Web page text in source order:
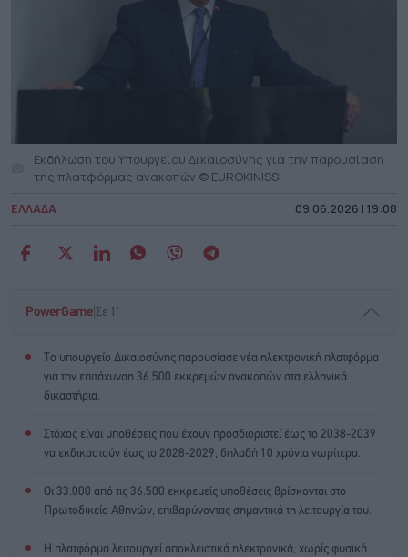
Εκδήλωση του Υπουργείου Δικαιοσύνης για την παρουσίαση
της πλατφόρμας ανακοπών © EUROKINISSI
ΕΛΛΑΔΑ 09.06.2026 | 19:08
PowerGame Σε 1'
Το υπουργείο Δικαιοσύνης παρουσίασε νέα ηλεκτρονική πλατφόρμα
για την επιτάχυνση 36.500 εκκρεμών ανακοπών στα ελληνικά
δικαστήρια.
Στόχος είναι υποθέσεις που έχουν προσδιοριστεί έως το 2038-2039
να εκδικαστούν έως το 2028-2029, δηλαδή 10 χρόνια νωρίτερα.
Οι 33.000 από τις 36.500 εκκρεμείς υποθέσεις βρίσκονται στο
Πρωτοδικείο Αθηνών, επιβαρύνοντας σημαντικά τη λειτουργία του.
Η πλατφόρμα λειτουργεί αποκλειστικά ηλεκτρονικά, χωρίς φυσική